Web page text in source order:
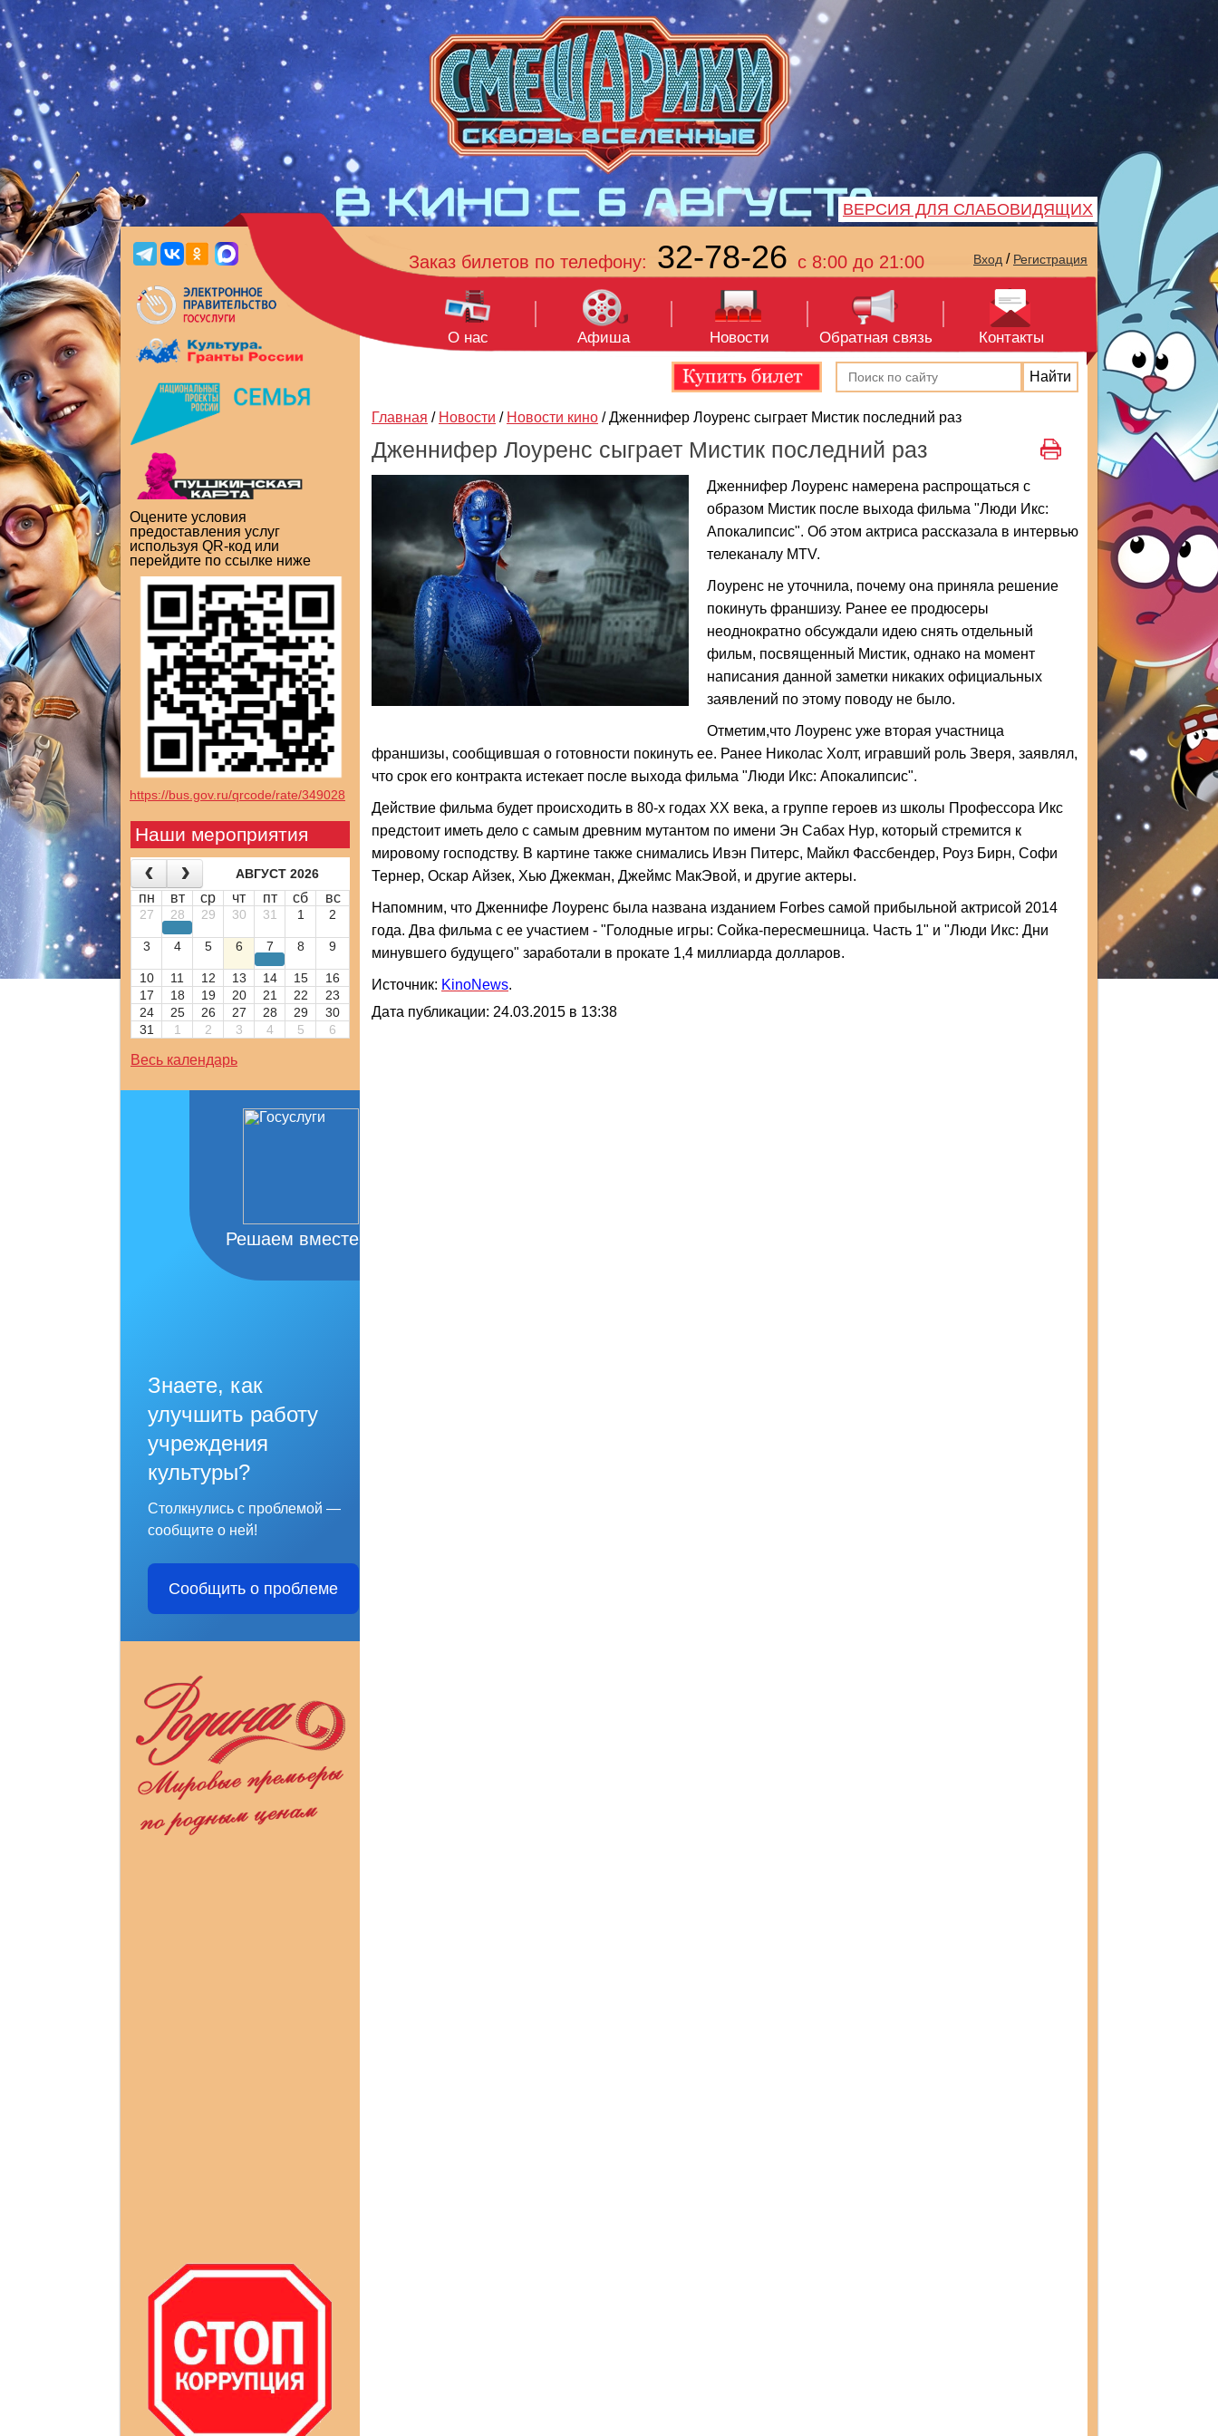
ВЕРСИЯ ДЛЯ СЛАБОВИДЯЩИХ
Оцените условия
предоставления услуг
используя QR-код или
перейдите по ссылке ниже
https://bus.gov.ru/qrcode/rate/349028
Наши мероприятия
АВГУСТ 2026
пн вт ср чт пт сб вс
27 28 29 30 31 1 2
3 4 5 6 7 8 9
10 11 12 13 14 15
16
17
18 19 20 21 22
23
24
25 26 27 28 29
30
31
1 2 3 4 5 6
Весь календарь
Решаем вместе
Знаете, как
улучшить работу
учреждения
культуры?
Столкнулись с проблемой —
сообщите о ней!
Сообщить о проблеме
Заказ билетов по телефону: 32-78-26 с 8:00 до 21:00 Вход / Регистрация
О нас Афиша Новости Обратная связь Контакты
Главная / Новости / Новости кино / Дженнифер Лоуренс сыграет Мистик последний раз
Дженнифер Лоуренс сыграет Мистик последний раз
Дженнифер Лоуренс намерена распрощаться с
образом Мистик после выхода фильма "Люди Икс:
Апокалипсис". Об этом актриса рассказала в интервью
телеканалу MTV.
Лоуренс не уточнила, почему она приняла решение
покинуть франшизу. Ранее ее продюсеры
неоднократно обсуждали идею снять отдельный
фильм, посвященный Мистик, однако на момент
написания данной заметки никаких официальных
заявлений по этому поводу не было.
Отметим,что Лоуренс уже вторая участница
франшизы, сообщившая о готовности покинуть ее. Ранее Николас Холт, игравший роль Зверя, заявлял,
что срок его контракта истекает после выхода фильма "Люди Икс: Апокалипсис".
Действие фильма будет происходить в 80-х годах XX века, а группе героев из школы Профессора Икс
предстоит иметь дело с самым древним мутантом по имени Эн Сабах Нур, который стремится к
мировому господству. В картине также снимались Ивэн Питерс, Майкл Фассбендер, Роуз Бирн, Софи
Тернер, Оскар Айзек, Хью Джекман, Джеймс МакЭвой, и другие актеры.
Напомним, что Дженнифе Лоуренс была названа изданием Forbes самой прибыльной актрисой 2014
года. Два фильма с ее участием - "Голодные игры: Сойка-пересмешница. Часть 1" и "Люди Икс: Дни
минувшего будущего" заработали в прокате 1,4 миллиарда долларов.
Источник: KinoNews.
Дата публикации: 24.03.2015 в 13:38